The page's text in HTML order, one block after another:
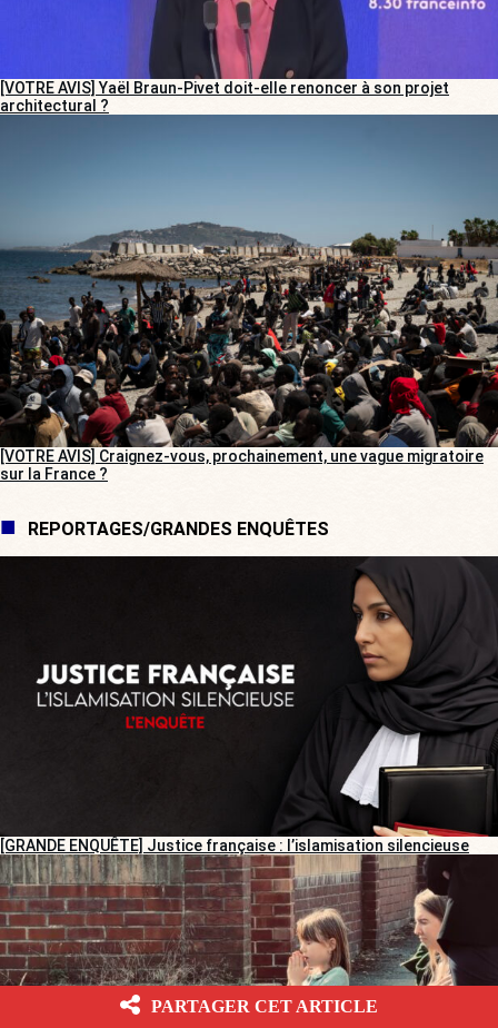
[VOTRE AVIS] Yaël Braun-Pivet doit-elle renoncer à son projet
architectural ?
[VOTRE AVIS] Craignez-vous, prochainement, une vague migratoire
sur la France ?
REPORTAGES/GRANDES ENQUÊTES
[GRANDE ENQUÊTE] Justice française : l’islamisation silencieuse
PARTAGER CET ARTICLE